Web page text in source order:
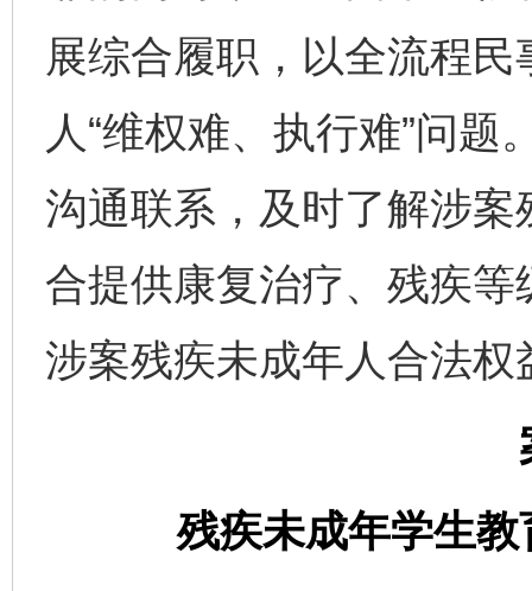
展综合履职，以全流程
人“维权难、执行难”问
沟通联系，及时了解涉
合提供康复治疗、残疾
涉案残疾未成年人合法权
残疾未成年学生